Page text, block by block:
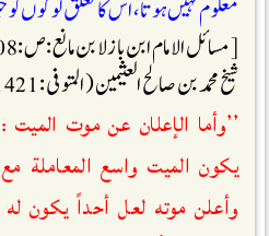
معلوم نہیں ہوتا، اس کا تعلق لوگوں
[مسائل الامام ابن باز لابن مانع :ص: 108]
شیخ محمد بن صالح العثیمین (المتوفی:1421 ھـ)فرماتے ہیں کہ :
’’وأما الإعلان عن موت
يكون الميت واسع المعاملة
وأعلن موته لعل أحداً يكون